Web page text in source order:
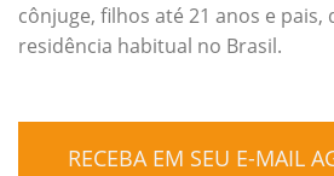
cônjuge, filhos até 21 anos e pais,
residência habitual no Brasil.
RECEBA EM SEU E-MAIL